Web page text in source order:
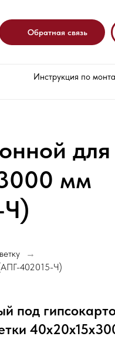
Обратная связь
Инструкция по
для
мм
Ч)
→
(АПГ-402015-Ч)
под